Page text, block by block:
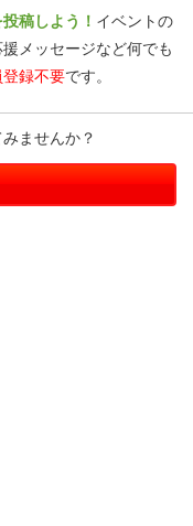
稿しよう！ イベントの
メッセージなど何でも
登録不要です。
ませんか？